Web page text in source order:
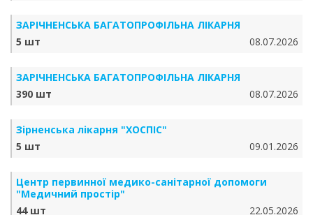
ЗАРІЧНЕНСЬКА БА­ГА­ТО­ПРО­ФІЛЬ­НА ЛІКАРНЯ
5 шт
08.07.2026
ЗАРІЧНЕНСЬКА БА­ГА­ТО­ПРО­ФІЛЬ­НА ЛІКАРНЯ
390 шт
08.07.2026
Зірненська лікарня "ХОСПІС"
5 шт
09.01.2026
Центр первинної медико-санітарної допомоги
"Медичний простір"
44 шт
22.05.2026